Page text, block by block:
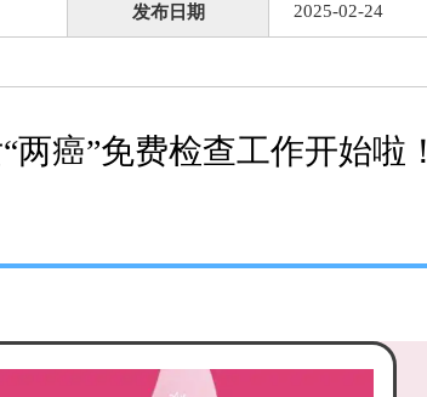
发布日期 2025-02-24
两癌”免费检查工作开始啦！